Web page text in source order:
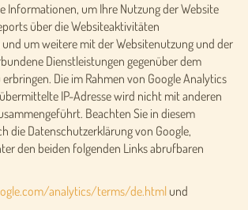
Informationen, um Ihre Nutzung der Website
über die Websiteaktivitäten
um weitere mit der Websitenutzung und der
Dienstleistungen gegenüber dem
Die im Rahmen von Google Analytics
IP-Adresse wird nicht mit anderen
Beachten Sie in diesem
die Datenschutzerklärung von Google,
den beiden folgenden Links abrufbaren
analytics/terms/de.html und